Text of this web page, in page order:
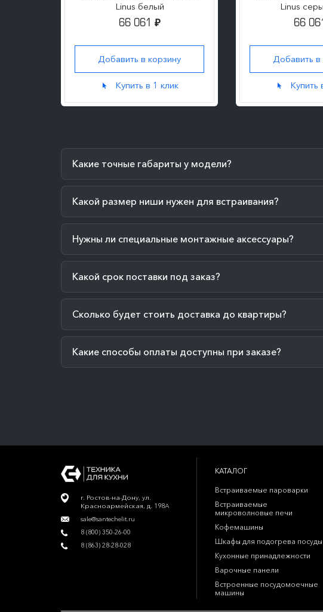
Linus белый
66 061 ₽
Добавить в корзину
Купить в 1 клик
Linus
66
Добавить в
Купить
Какие точные габариты у модели?
Какой размер ниши нужен для встраивания?
Нужны ли специальные монтажные аксессуары?
Какой срок поставки под заказ?
Сколько будет стоить доставка до квартиры?
Какие способы оплаты доступны при заказе?
г. Ростов-на-Дону, ул.
Красноармейская, д. 198А
sale@santechelit.ru
8 (800) 350-26-00
8 (863) 28-28-028
КАТАЛОГ
Встраиваемые пароварки
Встраиваемые
микроволновые печи
Кофемашины
Шкафы для подогрева посуды
Кухонные принадлежности
Варочные панели
Встроенные посудомоечные
машины